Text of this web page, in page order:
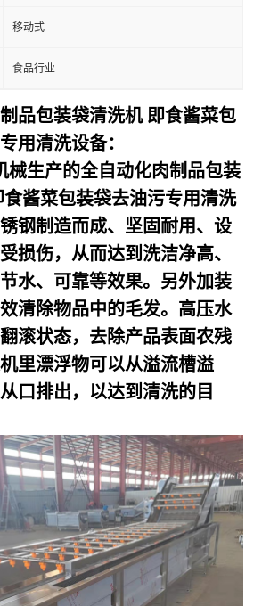
移动式
食品行业
品包装袋清洗机 即食酱菜包
用清洗设备：
械生产的全自动化肉制品包装
酱菜包装袋去油污专用清洗
钢制造而成、坚固耐用、设
损伤，从而达到洗洁净高、
水、可靠等效果。另外加装
清除物品中的毛发。高压水
滚状态，去除产品表面农残
里漂浮物可以从溢流槽溢
口排出，以达到清洗的目